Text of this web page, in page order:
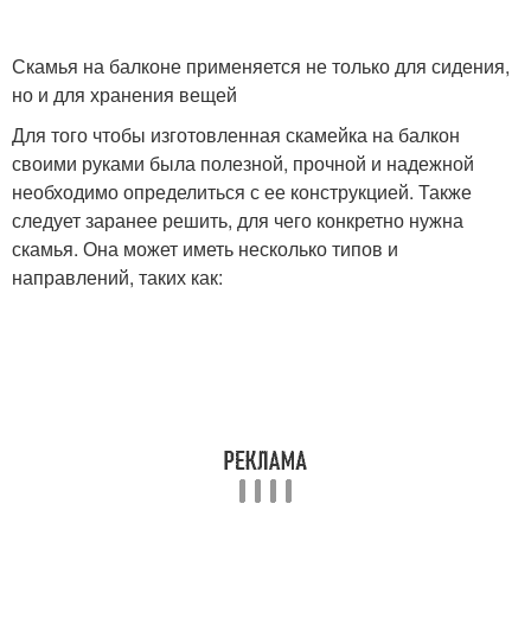
Скамья на балконе применяется не только для сидения,
но и для хранения вещей
Для того чтобы изготовленная скамейка на балкон
своими руками была полезной, прочной и надежной
необходимо определиться с ее конструкцией. Также
следует заранее решить, для чего конкретно нужна
скамья. Она может иметь несколько типов и
направлений, таких как: